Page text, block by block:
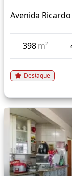
Avenida
398 m²
Destaque